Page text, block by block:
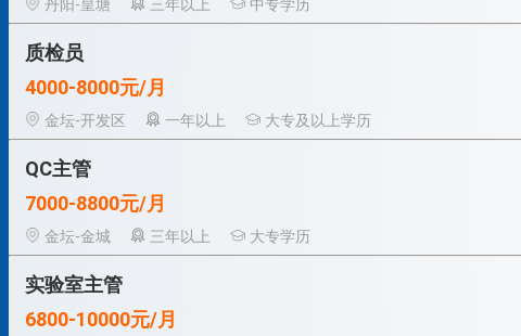
丹阳-皇塘
三年以上 中专学历
质检员
4000-8000元/月
金坛-开发区
一年以上 大专及以上学历
QC主管
7000-8800元/月
金坛-金城
三年以上 大专学历
实验室主管
6800-10000元/月